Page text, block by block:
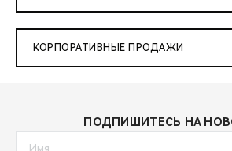
КОРПОРАТИВНЫЕ ПРОДАЖИ
ПОДПИШИТЕСЬ НА